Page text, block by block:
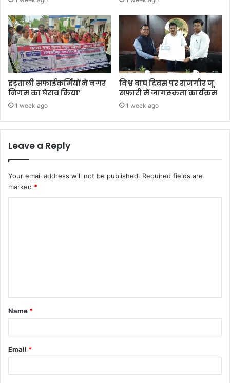
हड़ताली सफाईकर्मियों ने नगर
निगम का घेराव किया’
1 week ago
विश्व बाघ दिवस पर राजगीर जू
सफारी में जागरूकता कार्यक्रम
1 week ago
Leave a Reply
Your email address will not be published. Required fields are
marked *
Name *
Email *